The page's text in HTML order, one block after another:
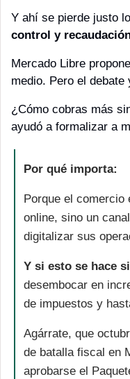
control y
Mercado Libre
medio. Pero el debate
¿Cómo cobras más
ayudó a formalizar a
Por qué importa:
Porque el
online, sino un
digitalizar sus
Y si esto se hace
desembocar en
de impuestos y
Agárrate, que
de batalla fiscal en
aprobarse el